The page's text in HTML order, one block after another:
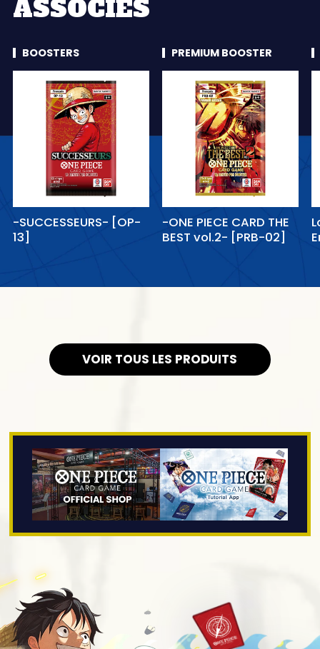
ASSOCIÉS
BOOSTERS
-SUCCESSEURS- [OP-
13]
PREMIUM BOOSTER
-ONE PIECE CARD THE
BEST vol.2- [PRB-02]
VOIR TOUS LES PRODUITS